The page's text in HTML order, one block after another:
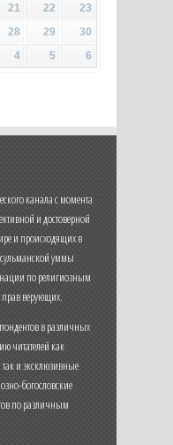
21 22
23
28 29
30
4 5 6
канала с момента
и достоверной
и происходящих в
уммы
по религиозным
верующих.
в различных
читателей как
и эксклюзивные
богословские
по различным